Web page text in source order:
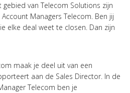
van Telecom Solutions zijn
Managers Telecom. Ben jij
elke deal weet te closen. Dan zijn
maak je deel uit van een
aan de Sales Director. In de
Telecom ben je